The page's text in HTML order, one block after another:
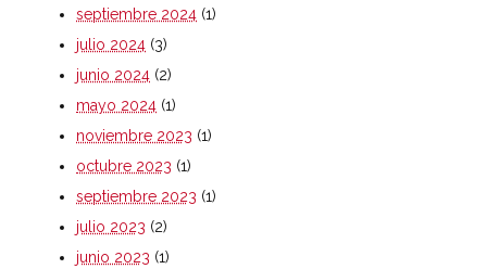
septiembre 2024 (1)
julio 2024 (3)
junio 2024 (2)
mayo 2024 (1)
noviembre 2023 (1)
octubre 2023 (1)
septiembre 2023 (1)
julio 2023 (2)
junio 2023 (1)